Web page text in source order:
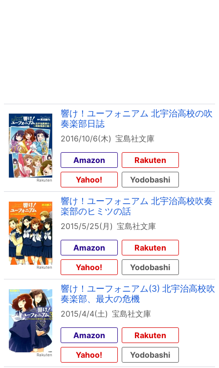
響け！ユーフォニアム 北宇治高校の吹
奏楽部日誌
2016/10/6(木) 宝島社文庫
Amazon
Rakuten
Yahoo!
Yodobashi
響け！ユーフォニアム 北宇治高校吹奏
楽部のヒミツの話
2015/5/25(月) 宝島社文庫
Amazon
Rakuten
Yahoo!
Yodobashi
響け！ユーフォニアム(3) 北宇治高校吹
奏楽部、最大の危機
2015/4/4(土) 宝島社文庫
Amazon
Rakuten
Yahoo!
Yodobashi